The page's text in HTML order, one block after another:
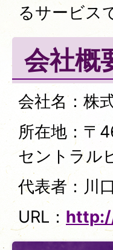
るサービス
会社概
会社名：株
所在地：〒
セントラル
代表者：川
URL：